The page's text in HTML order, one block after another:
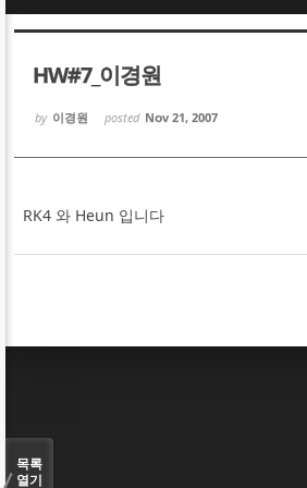
HW#7_이경원
by 이경원 posted Nov 21, 2007
RK4 와 Heun 입니다
목록
열기
Sketchbook5, 스케치
Sketchbook5, 스케
Sketchbook5, 스케치
Sketchbook5, 스케